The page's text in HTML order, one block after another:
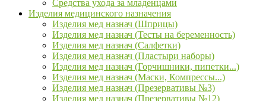
Средства ухода за младенцами
Изделия медицинского назначения
Изделия мед назнач (Шприцы)
Изделия мед назнач (Тесты на беременность)
Изделия мед назнач (Салфетки)
Изделия мед назнач (Пластыри наборы)
Изделия мед назнач (Горчишники, пипетки...)
Изделия мед назнач (Маски, Компрессы...)
Изделия мед назнач (Презервативы №3)
Изделия мед назнач (Презервативы №12)